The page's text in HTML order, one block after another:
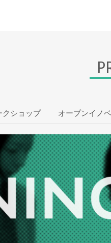
クショップ オープンイノ